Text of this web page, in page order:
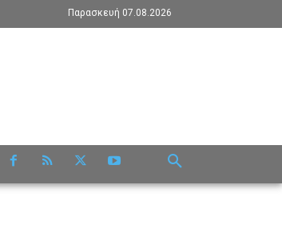
Παρασκευή 07.08.2026